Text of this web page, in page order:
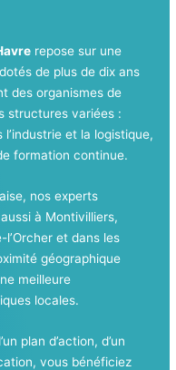
repose sur une
de plus de dix ans
des organismes de
structures variées :
et la logistique,
formation continue.
nos experts
à Montivilliers,
et dans les
géographique
meilleure
locales.
plan d’action, d’un
vous bénéficiez